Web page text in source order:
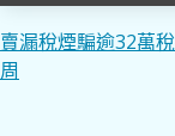
文
章
賣漏稅煙騙逾32萬
周